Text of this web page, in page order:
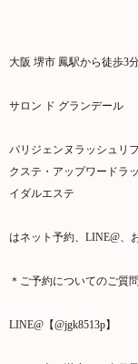
大阪 堺市 鳳駅から徒歩3
サロン ド グランデール
パリジェンヌラッシュリ
クステ・アップワードラ
イダルエステ
はネット予約、LINE@、
＊ご予約についてのご質
LINE@【@jgk8513p】